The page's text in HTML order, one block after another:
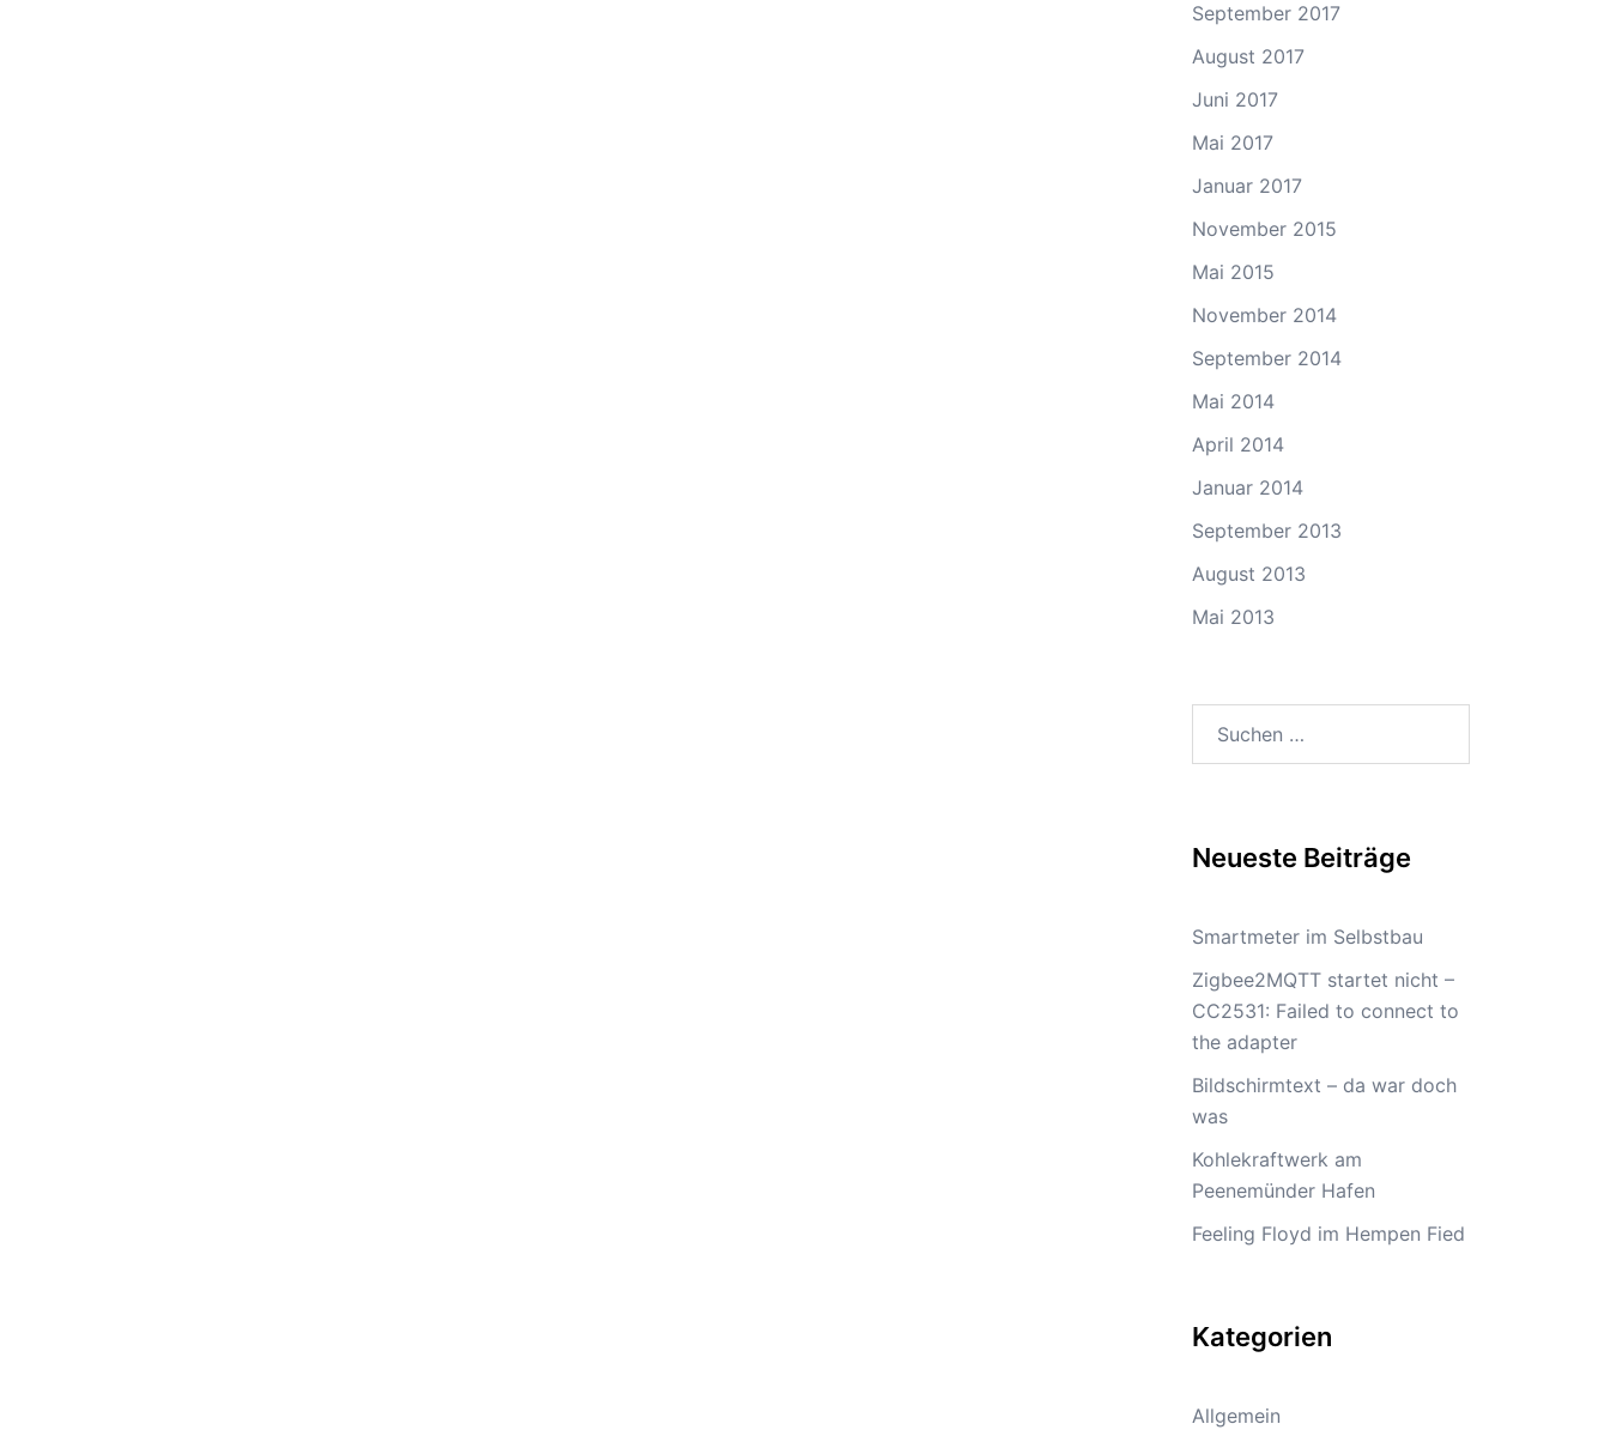
September 2017
August 2017
Juni 2017
Mai 2017
Januar 2017
November 2015
Mai 2015
November 2014
September 2014
Mai 2014
April 2014
Januar 2014
September 2013
August 2013
Mai 2013
Neueste Beiträge
Smartmeter im Selbstbau
Zigbee2MQTT startet nicht –
CC2531: Failed to connect to
the adapter
Bildschirmtext – da war doch
was
Kohlekraftwerk am
Peenemünder Hafen
Feeling Floyd im Hempen Fied
Kategorien
Allgemein